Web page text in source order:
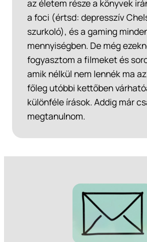
az életem része a könyvek
a foci (értsd: depresszív
szurkoló), és a gaming
mennyiségben. De még
fogyasztom a filmeket és
amik nélkül nem lennék ma
főleg utóbbi kettőben
különféle írások. Addig már
megtanulnom.